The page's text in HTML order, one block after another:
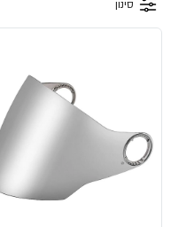
סינון